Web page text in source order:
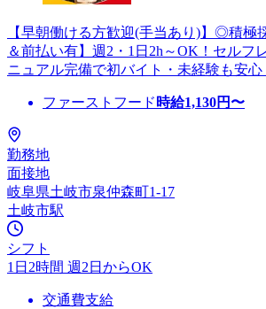
【早朝働ける方歓迎(手当あり)】◎積
＆前払い有】週2・1日2h～OK！セルフ
ニュアル完備で初バイト・未経験も安心
ファーストフード 時給1,130円〜
勤務地
面接地
岐阜県土岐市泉仲森町1-17
土岐市駅
シフト
1日2時間 週2日からOK
交通費支給